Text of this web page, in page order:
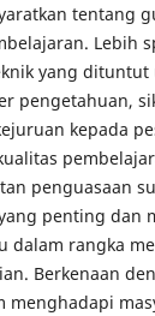
tentang
Lebih
yang dituntut
pengetahuan,
kepada
penguasaan
penting dan
dalam rangka
Berkenaan
menghadapi